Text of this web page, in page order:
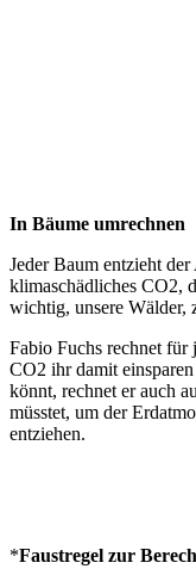
In Bäume umrechnen
Jeder Baum entzieht
klimaschädliches CO2,
wichtig, unsere Wälder,
Fabio Fuchs rechnet
CO2 ihr damit
könnt, rechnet er auch
müsstet, um der
entziehen.
*Faustregel zur